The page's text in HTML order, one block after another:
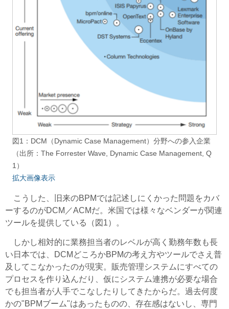
図1：DCM（Dynamic Case Management）分野への参入企業
（出所：The Forrester Wave, Dynamic Case Management, Q
1）
拡大画像表示
こうした、旧来のBPMでは記述しにくかった問題をカバ
ーするのがDCM／ACMだ。米国では様々なベンダーが関連
ツールを提供している（図1）。
しかし相対的に業務担当者のレベルが高く勤務年数も長
い日本では、DCMどころかBPMの考え方やツールでさえ普
及してこなかったのが現実。販売管理システムにすべての
プロセスを作り込んだり、仮にシステム連携が必要な場合
でも担当者が人手でこなしたりしてきたからだ。過去何度
かの"BPMブーム"はあったものの、存在感はないし、専門